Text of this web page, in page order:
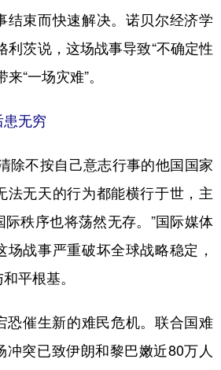
结束而快速解决。诺贝尔经济学
利茨说，这场战事导致“不确定性
“一场灾难”。
患无穷
不按自己意志行事的他国国家
法无天的行为都能横行于世，主
秩序也将荡然无存。”国际媒体
场战事严重破坏全球战略稳定，
平根基。
催生新的难民危机。联合国难
冲突已致伊朗和黎巴嫩近80万人